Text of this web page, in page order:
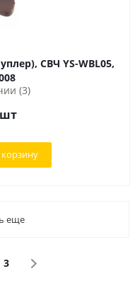
СВЧ YS-WBL05,
(3)
еще
3